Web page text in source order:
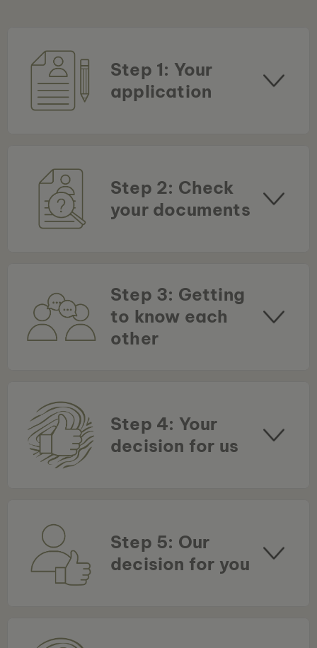
Step 1: Your
application
Step 2: Check
your documents
Step 3: Getting
to know each
other
Step 4: Your
decision for us
Step 5: Our
decision for you